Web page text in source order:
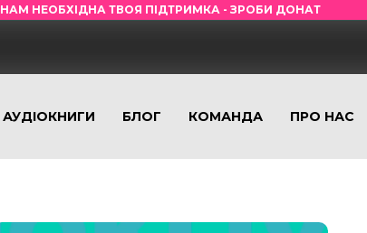
НАМ НЕОБХІДНА ТВОЯ ПІДТРИМКА - ЗРОБИ ДОНАТ
АУДІОКНИГИ БЛОГ КОМАНДА ПРО НАС